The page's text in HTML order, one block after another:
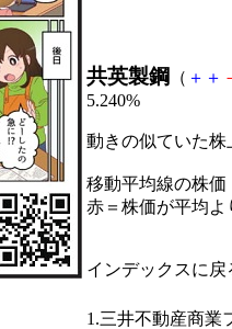
共英製鋼 （ ＋ ＋
5.240%
動きの似ていた
移動平均線の株価
赤＝株価が平均
インデックスに戻
1.三井不動産商業